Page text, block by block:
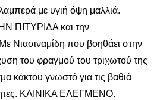
με υγιή όψη μαλλιά.
ΠΙΤΥΡΙΔΑ και την
Νιασιναμίδη που βοηθάει στην
του φραγμού του τριχωτού της
κάκτου γνωστό για τις βαθιά
ΚΛΙΝΙΚΑ ΕΛΕΓΜΕΝΟ.